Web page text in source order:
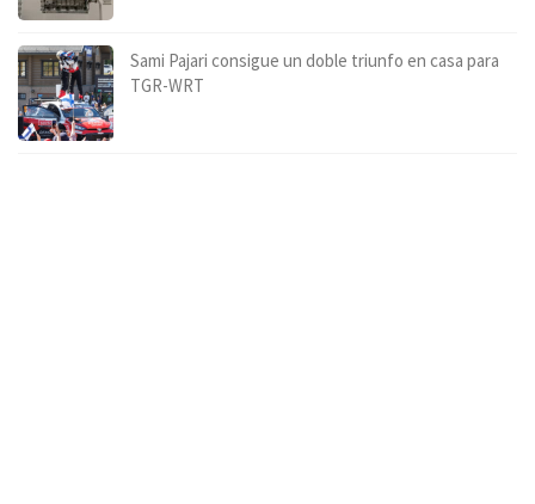
Sami Pajari consigue un doble triunfo en casa para
TGR-WRT